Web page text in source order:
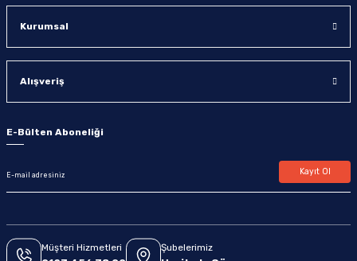
Kurumsal
Alışveriş
E-Bülten Aboneliği
Kayıt Ol
Müşteri Hizmetleri Şubelerimiz